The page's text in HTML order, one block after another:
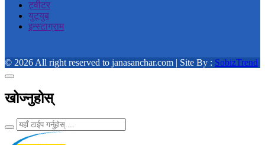
ट्वीटर
युट्युब
इन्स्टाग्राम
© 2026 All right reserved to janasanchar.com | Site By : SobizTrend
खोज्नुहोस्